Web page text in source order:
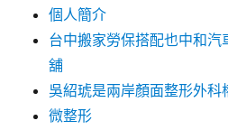
個人簡介
台中搬家勞保搭配也中和汽
舖
吳紹琥是兩岸顏面整形外科
微整形